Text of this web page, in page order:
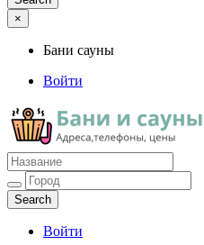
×
Бани сауны
Войти
Бани сауны
Адреса и телефоны
Войти